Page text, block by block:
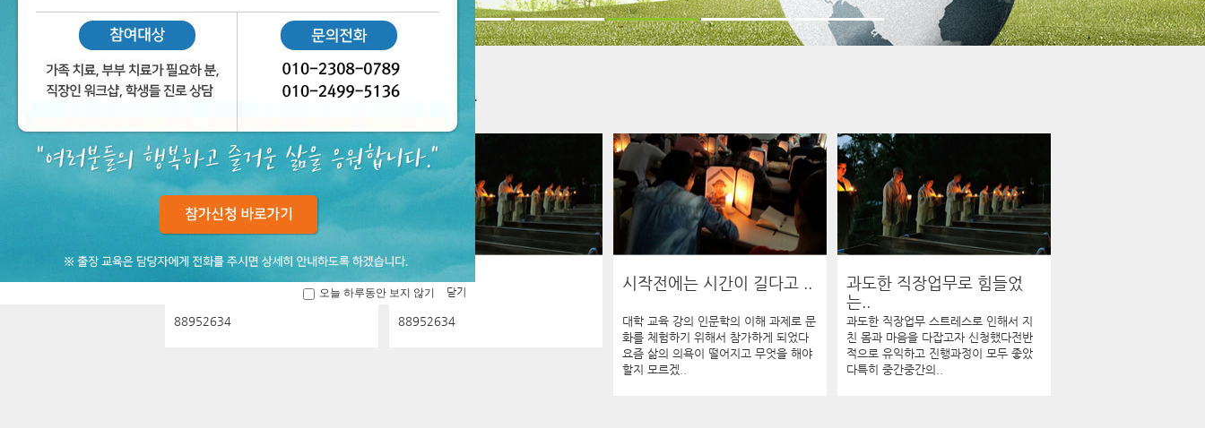
오늘 하루동안 보지 않기 닫기
88952634 88952634
시작전에는 시간이 길다고 ..
대학 교육 강의 인문학의 이해 과제로 문
화를 체험하기 위해서 참가하게 되었다
요즘 삶의 의욕이 떨어지고 무엇을 해야
할지 모르겠..
과도한 직장업무로 힘들었
는..
과도한 직장업무 스트레스로 인해서 지
친 몸과 마음을 다잡고자 신청했다전반
적으로 유익하고 진행과정이 모두 좋았
다특히 중간중간의..